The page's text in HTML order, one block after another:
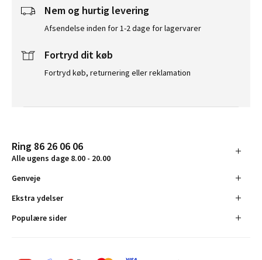
Nem og hurtig levering
Afsendelse inden for 1-2 dage for lagervarer
Fortryd dit køb
Fortryd køb, returnering eller reklamation
Ring 86 26 06 06
Alle ugens dage 8.00 - 20.00
Genveje
Ekstra ydelser
Populære sider